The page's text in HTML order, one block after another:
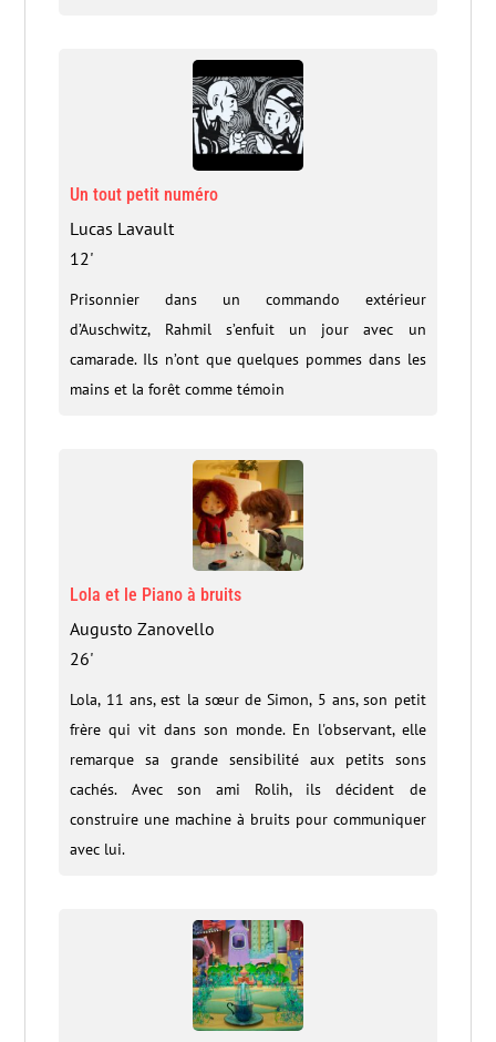
Un tout petit numéro
Lucas Lavault
12'
Prisonnier dans un commando extérieur
d’Auschwitz, Rahmil s’enfuit un jour avec un
camarade. Ils n’ont que quelques pommes dans les
mains et la forêt comme témoin
Lola et le Piano à bruits
Augusto Zanovello
26'
Lola, 11 ans, est la sœur de Simon, 5 ans, son petit
frère qui vit dans son monde. En l'observant, elle
remarque sa grande sensibilité aux petits sons
cachés. Avec son ami Rolih, ils décident de
construire une machine à bruits pour communiquer
avec lui.